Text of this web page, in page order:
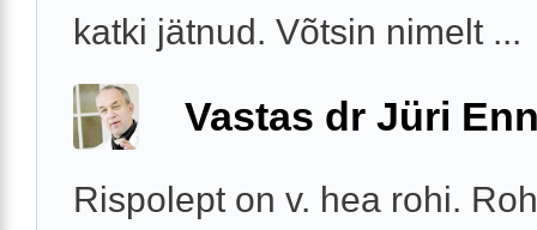
katki jätnud. Võtsin nimelt ...
Vastas dr Jüri
Rispolept on v. hea rohi.